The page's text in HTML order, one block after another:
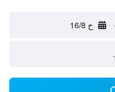
ح 16/8